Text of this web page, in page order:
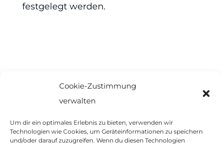
Cookie-Zustimmung
verwalten
Um dir ein optimales Erlebnis zu bieten, verwenden wir
Technologien wie Cookies, um Geräteinformationen zu speichern
und/oder darauf zuzugreifen. Wenn du diesen Technologien
festgelegt werden.
Vorheriger Beitrag: Jugendturnier beim 1. Darts
Club Straubing